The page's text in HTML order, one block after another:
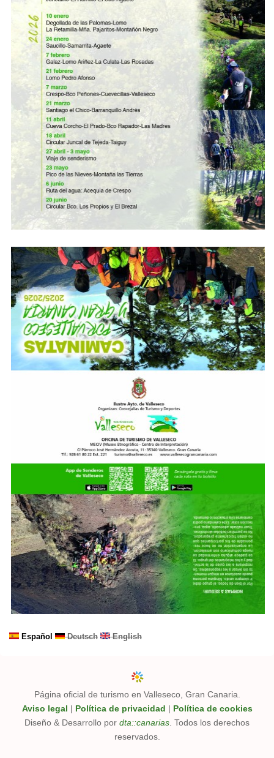
Español Deutsch English
Página oficial de turismo en Valleseco, Gran Canaria.
Aviso legal | Política de privacidad | Política de cookies
Diseño & Desarrollo por dta::canarias . Todos los derechos
reservados.